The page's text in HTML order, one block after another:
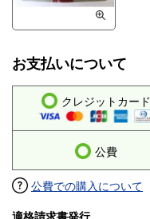
お支払いについて
クレジットカード
公費
公費での購入について